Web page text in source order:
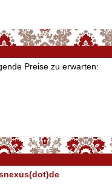
Preise zu erwarten: